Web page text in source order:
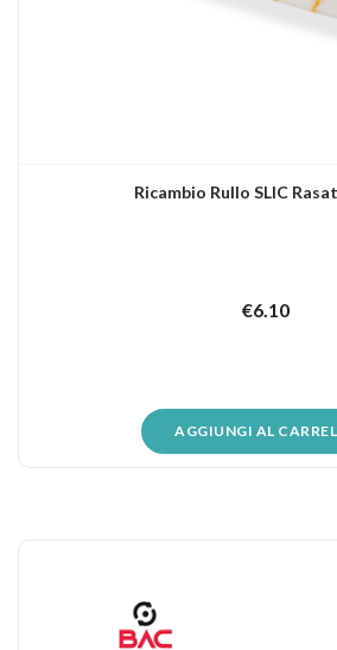
Ricambio Rullo SLIC
€6.10
AGGIUNGI AL